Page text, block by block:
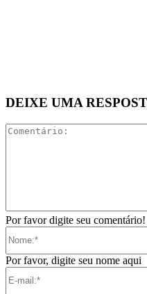
DEIXE UMA
Por favor digite seu comentário!
Por favor, digite seu nome aqui